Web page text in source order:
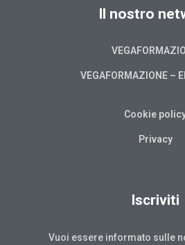
Il nostro
VEGAFORMAZIONE –
Cookie
Privacy
Iscriviti
Vuoi essere informato sulle